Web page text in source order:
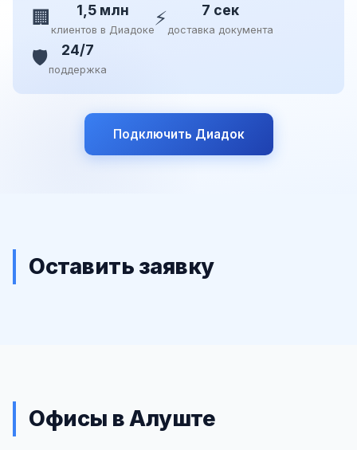
🏢 1,5 млн
клиентов в Диадоке⚡ 7 сек
доставка документа
🛡️ 24/7
поддержка
Подключить Диадок
Оставить заявку
Офисы в Алуште